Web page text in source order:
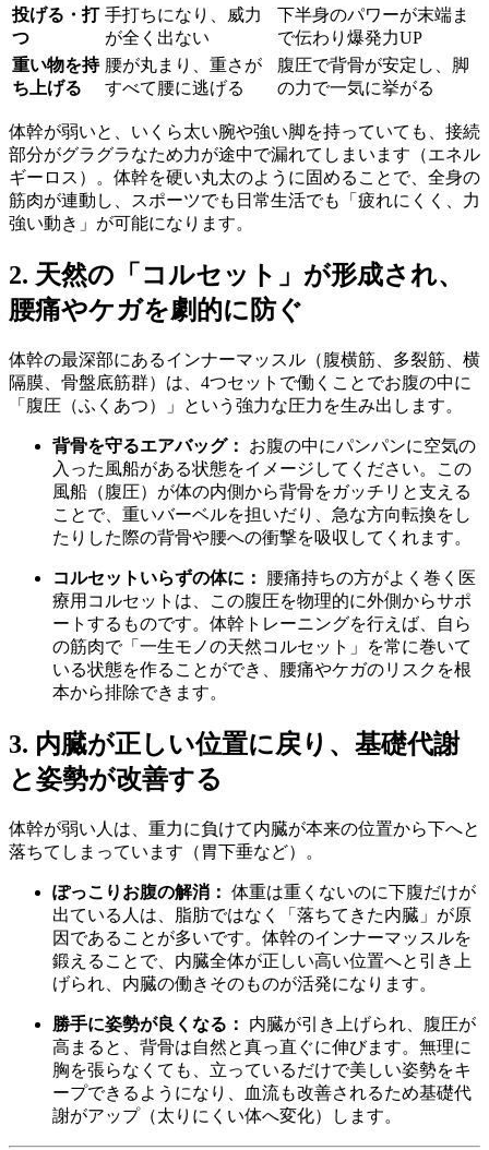
投げる・打
つ
手打ちになり、威力
が全く出ない
下半身のパワーが末端ま
で伝わり爆発力UP
重い物を持
ち上げる
腰が丸まり、重さが
すべて腰に逃げる
腹圧で背骨が安定し、脚
の力で一気に挙がる
体幹が弱いと、いくら太い腕や強い脚を持っていても、接続
部分がグラグラなため力が途中で漏れてしまいます（エネル
ギーロス）。体幹を硬い丸太のように固めることで、全身の
筋肉が連動し、スポーツでも日常生活でも「疲れにくく、力
強い動き」が可能になります。
2. 天然の「コルセット」が形成され、
腰痛やケガを劇的に防ぐ
体幹の最深部にあるインナーマッスル（腹横筋、多裂筋、横
隔膜、骨盤底筋群）は、4つセットで働くことでお腹の中に
「腹圧（ふくあつ）」という強力な圧力を生み出します。
背骨を守るエアバッグ：
お腹の中にパンパンに空気の
入った風船がある状態をイメージしてください。この
風船（腹圧）が体の内側から背骨をガッチリと支える
ことで、重いバーベルを担いだり、急な方向転換をし
たりした際の背骨や腰への衝撃を吸収してくれます。
コルセットいらずの体に：
腰痛持ちの方がよく巻く医
療用コルセットは、この腹圧を物理的に外側からサポ
ートするものです。体幹トレーニングを行えば、自ら
の筋肉で「一生モノの天然コルセット」を常に巻いて
いる状態を作ることができ、腰痛やケガのリスクを根
本から排除できます。
3. 内臓が正しい位置に戻り、基礎代謝
と姿勢が改善する
体幹が弱い人は、重力に負けて内臓が本来の位置から下へと
落ちてしまっています（胃下垂など）。
ぽっこりお腹の解消： 体重は重くないのに下腹だけが
出ている人は、脂肪ではなく「落ちてきた内臓」が原
因であることが多いです。体幹のインナーマッスルを
鍛えることで、内臓全体が正しい高い位置へと引き上
げられ、内臓の働きそのものが活発になります。
勝手に姿勢が良くなる：
内臓が引き上げられ、腹圧が
高まると、背骨は自然と真っ直ぐに伸びます。無理に
胸を張らなくても、立っているだけで美しい姿勢をキ
ープできるようになり、血流も改善されるため基礎代
謝がアップ（太りにくい体へ変化）します。